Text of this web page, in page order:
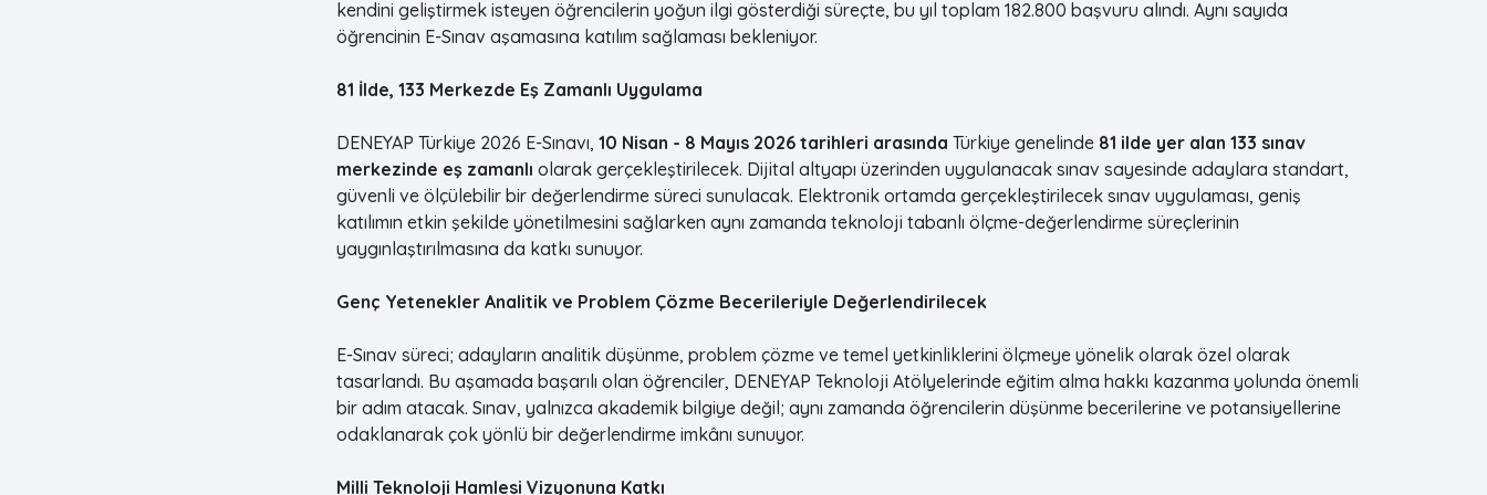
kendini geliştirmek isteyen öğrencilerin yoğun ilgi gösterdiği süreçte, bu yıl toplam 182.800 başvuru alındı. Aynı sayıda
öğrencinin E-Sınav aşamasına katılım sağlaması bekleniyor.
81 İlde, 133 Merkezde Eş Zamanlı Uygulama
DENEYAP Türkiye 2026 E-Sınavı, 10 Nisan - 8 Mayıs 2026 tarihleri arasında Türkiye genelinde 81 ilde yer alan 133 sınav
merkezinde eş zamanlı olarak gerçekleştirilecek. Dijital altyapı üzerinden uygulanacak sınav sayesinde adaylara standart,
güvenli ve ölçülebilir bir değerlendirme süreci sunulacak. Elektronik ortamda gerçekleştirilecek sınav uygulaması, geniş
katılımın etkin şekilde yönetilmesini sağlarken aynı zamanda teknoloji tabanlı ölçme-değerlendirme süreçlerinin
yaygınlaştırılmasına da katkı sunuyor.
Genç Yetenekler Analitik ve Problem Çözme Becerileriyle Değerlendirilecek
E-Sınav süreci; adayların analitik düşünme, problem çözme ve temel yetkinliklerini ölçmeye yönelik olarak özel olarak
tasarlandı. Bu aşamada başarılı olan öğrenciler, DENEYAP Teknoloji Atölyelerinde eğitim alma hakkı kazanma yolunda önemli
bir adım atacak. Sınav, yalnızca akademik bilgiye değil; aynı zamanda öğrencilerin düşünme becerilerine ve potansiyellerine
odaklanarak çok yönlü bir değerlendirme imkânı sunuyor.
Milli Teknoloji Hamlesi Vizyonuna Katkı